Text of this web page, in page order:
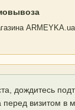
дождитесь
перед визитом в